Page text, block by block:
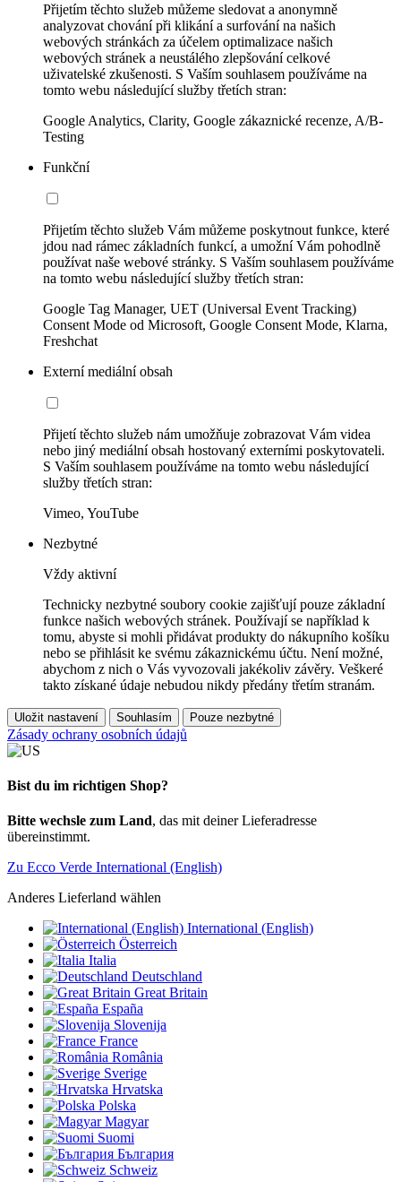
Přijetím těchto služeb můžeme sledovat a anonymně
analyzovat chování při klikání a surfování na našich
webových stránkách za účelem optimalizace našich
webových stránek a neustálého zlepšování celkové
uživatelské zkušenosti. S Vaším souhlasem používáme na
tomto webu následující služby třetích stran:
Google Analytics, Clarity, Google zákaznické recenze, A/B-
Testing
Funkční
Přijetím těchto služeb Vám můžeme poskytnout funkce, které
jdou nad rámec základních funkcí, a umožní Vám pohodlně
používat naše webové stránky. S Vaším souhlasem používáme
na tomto webu následující služby třetích stran:
Google Tag Manager, UET (Universal Event Tracking)
Consent Mode od Microsoft, Google Consent Mode, Klarna,
Freshchat
Externí mediální obsah
Přijetí těchto služeb nám umožňuje zobrazovat Vám videa
nebo jiný mediální obsah hostovaný externími poskytovateli.
S Vaším souhlasem používáme na tomto webu následující
služby třetích stran:
Vimeo, YouTube
Nezbytné
Vždy aktivní
Technicky nezbytné soubory cookie zajišťují pouze základní
funkce našich webových stránek. Používají se například k
tomu, abyste si mohli přidávat produkty do nákupního košíku
nebo se přihlásit ke svému zákaznickému účtu. Není možné,
abychom z nich o Vás vyvozovali jakékoliv závěry. Veškeré
takto získané údaje nebudou nikdy předány třetím stranám.
Uložit nastavení Souhlasím Pouze nezbytné
Zásady ochrany osobních údajů
Bist du im richtigen Shop?
Bitte wechsle zum Land, das mit deiner Lieferadresse
übereinstimmt.
Zu Ecco Verde International (English)
Anderes Lieferland wählen
International (English)
Österreich
Italia
Deutschland
Great Britain
España
Slovenija
France
România
Sverige
Hrvatska
Polska
Magyar
Suomi
България
Schweiz